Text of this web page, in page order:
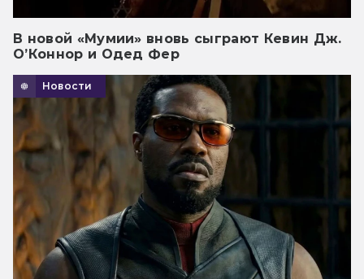
В новой «Мумии» вновь сыграют Кевин Дж.
О’Коннор и Одед Фер
Новости